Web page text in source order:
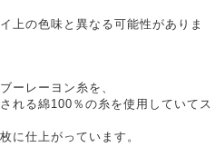
上の色味と異なる可能性がありま
ーレーヨン糸を、
れる綿100％の糸を使用していてス
に仕上がっています。